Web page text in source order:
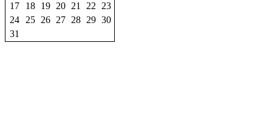
17
18 19 20 21 22
23
24
25 26 27 28 29 30
31